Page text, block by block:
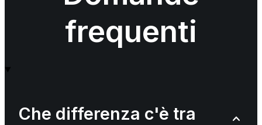
frequenti
Che differenza c'è tra